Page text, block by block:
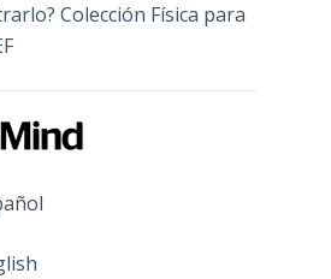
Colección Física para